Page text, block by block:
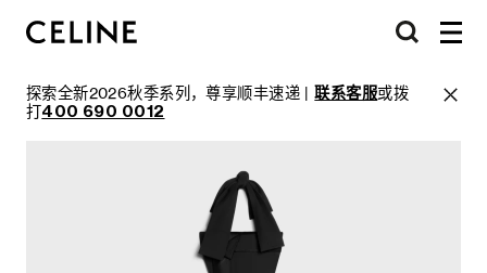
探索全新2026秋季系列，尊享顺丰速递 |联系客服或拨
打400 690 0012